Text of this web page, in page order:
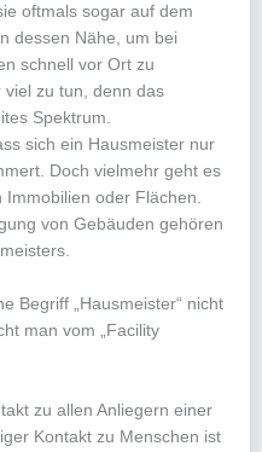
oftmals sogar auf dem
dessen Nähe, um bei
schnell vor Ort zu
zu tun, denn das
Spektrum.
sich ein Hausmeister nur
Doch vielmehr geht es
oder Flächen.
von Gebäuden gehören
Begriff „Hausmeister“ nicht
man vom „Facility
zu allen Anliegern einer
Kontakt zu Menschen ist